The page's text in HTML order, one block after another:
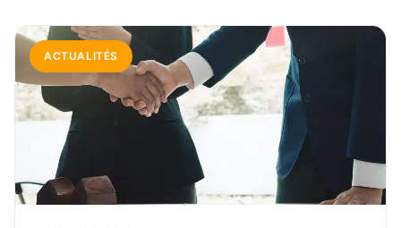
ACTUALITÉS